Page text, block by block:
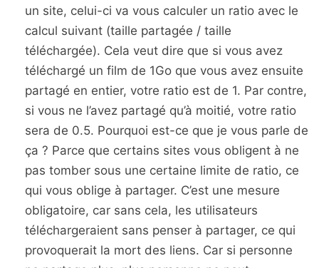
un site, celui-ci va vous calculer un ratio avec le
calcul suivant (taille partagée / taille
téléchargée). Cela veut dire que si vous avez
téléchargé un film de 1Go que vous avez ensuite
partagé en entier, votre ratio est de 1. Par contre,
si vous ne l’avez partagé qu’à moitié, votre ratio
sera de 0.5. Pourquoi est-ce que je vous parle de
ça ? Parce que certains sites vous obligent à ne
pas tomber sous une certaine limite de ratio, ce
qui vous oblige à partager. C’est une mesure
obligatoire, car sans cela, les utilisateurs
téléchargeraient sans penser à partager, ce qui
provoquerait la mort des liens. Car si personne